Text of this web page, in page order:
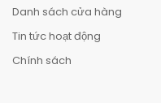
Danh sách cửa hàng
Tin tức hoạt động
Chính sách